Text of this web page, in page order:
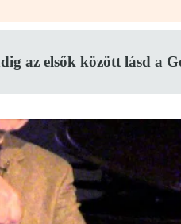
az elsők között lásd a